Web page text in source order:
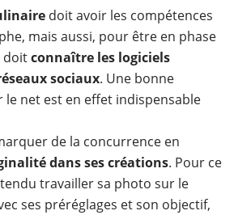
doit avoir les compétences
mais aussi, pour être en phase
doitconnaître les logiciels
sociaux. Une bonne
net est en effet indispensable
de la concurrence en
dans ses créations. Pour ce
travailler sa photo sur le
ses préréglages et son objectif,